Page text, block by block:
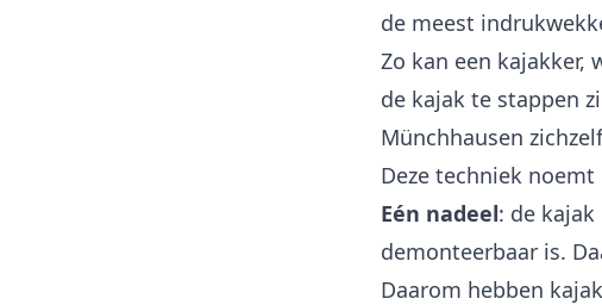
de meest
Zo kan een kajakker,
de kajak te stappen
Münchhausen
Deze techniek noemt
Eén nadeel: de
demonteerbaar is.
Daarom hebben